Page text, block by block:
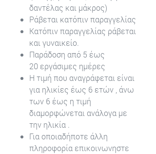
δαντέλας και μάκρος)
Ράβεται κατόπιν παραγγελίας
Κατόπιν παραγγελίας ράβεται
και γυναικείο.
Παράδοση από 5 έως
20 εργάσιμες ημέρες
Η τιμή που αναγράφεται είναι
για ηλικίες έως 6 ετών , άνω
των 6 έως η τιμή
διαμορφώνεται ανάλογα με
την ηλικία .
Για οποιαδήποτε άλλη
πληροφορία επικοινωνηστε